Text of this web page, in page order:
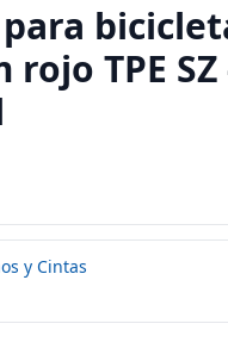
rojo TPE SZ
y Cintas